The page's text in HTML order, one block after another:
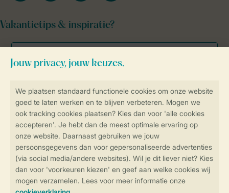
Controle over jouw gegevens &
Veilig en snel online boeken
Veilige gegevensoverdracht
Veilige betaling
Vakantietips & inspiratie?